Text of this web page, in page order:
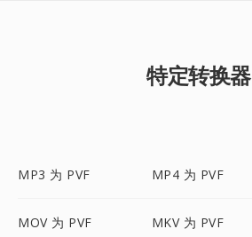
特定转换器
MP3 为 PVF MP4 为 PVF
MOV 为 PVF MKV 为 PVF